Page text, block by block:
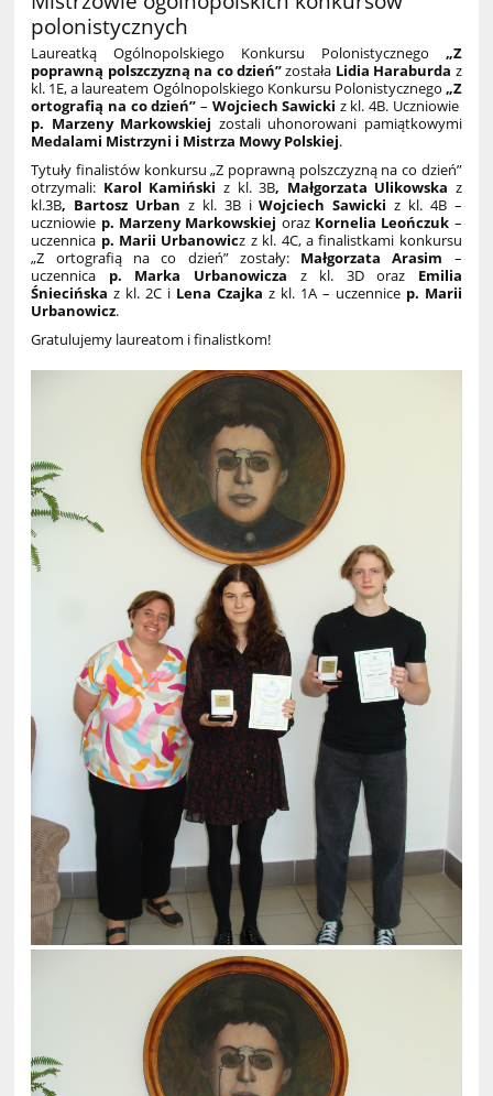
polonistycznych
Laureatką Ogólnopolskiego Konkursu Polonistycznego „Z
poprawną polszczyzną na co dzień”została Lidia Haraburda z
kl. 1E, a laureatem Ogólnopolskiego Konkursu Polonistycznego „Z
ortografią na co dzień” – Wojciech Sawicki z kl. 4B. Uczniowie
p. Marzeny Markowskiej zostali uhonorowani pamiątkowymi
Medalami Mistrzyni i Mistrza Mowy Polskiej.
Tytuły finalistów konkursu „Z poprawną polszczyzną na co dzień”
otrzymali: Karol Kamiński z kl. 3B, Małgorzata Ulikowska z
kl.3B, Bartosz Urban z kl. 3B iWojciech Sawicki z kl. 4B –
uczniowie p. Marzeny Markowskiej oraz Kornelia Leończuk –
uczennica p. Marii Urbanowicz z kl. 4C, a finalistkami konkursu
„Z ortografią na co dzień” zostały: Małgorzata Arasim –
uczennica p. Marka Urbanowicza z kl. 3D oraz Emilia
Śniecińskaz kl. 2C i Lena Czajka z kl. 1A – uczennice p. Marii
Urbanowicz.
Gratulujemy laureatom i finalistkom!